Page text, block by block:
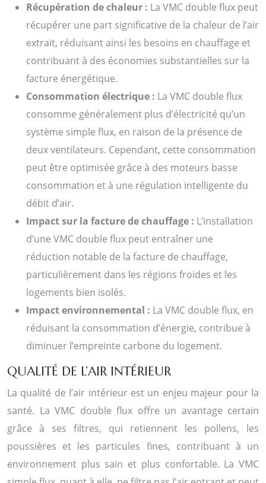
Récupération de chaleur : La VMC double flux peut
récupérer une part significative de la chaleur de l’air
extrait, réduisant ainsi les besoins en chauffage et
contribuant à des économies substantielles sur la
facture énergétique.
Consommation électrique : La VMC double flux
consomme généralement plus d’électricité qu’un
système simple flux, en raison de la présence de
deux ventilateurs. Cependant, cette consommation
peut être optimisée grâce à des moteurs basse
consommation et à une régulation intelligente du
débit d’air.
Impact sur la facture de chauffage : L’installation
d’une VMC double flux peut entraîner une
réduction notable de la facture de chauffage,
particulièrement dans les régions froides et les
logements bien isolés.
Impact environnemental : La VMC double flux, en
réduisant la consommation d’énergie, contribue à
diminuer l’empreinte carbone du logement.
QUALITÉ DE L’AIR INTÉRIEUR
La qualité de l’air intérieur est un enjeu majeur pour la
santé. La VMC double flux offre un avantage certain
grâce à ses filtres, qui retiennent les pollens, les
poussières et les particules fines, contribuant à un
environnement plus sain et plus confortable. La VMC